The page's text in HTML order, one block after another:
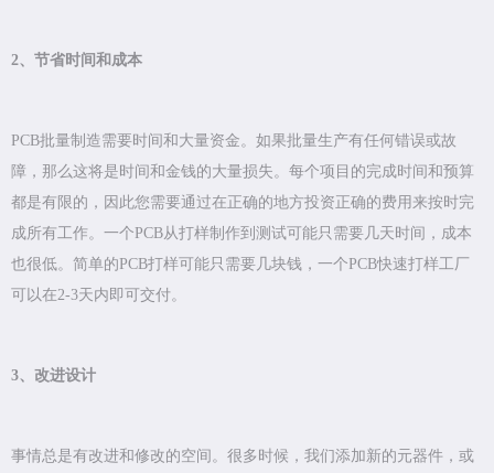
2、节省时间和成本
PCB批量制造需要时间和大量资金。如果批量生产有任何错误或故
障，那么这将是时间和金钱的大量损失。每个项目的完成时间和预算
都是有限的，因此您需要通过在正确的地方投资正确的费用来按时完
成所有工作。一个PCB从打样制作到测试可能只需要几天时间，成本
也很低。简单的PCB打样可能只需要几块钱，一个PCB快速打样工厂
可以在2-3天内即可交付。
3、改进设计
事情总是有改进和修改的空间。很多时候，我们添加新的元器件，或